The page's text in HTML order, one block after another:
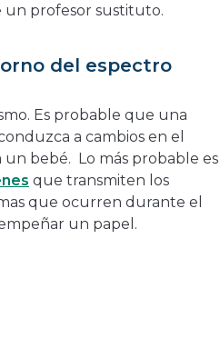
un profesor sustituto.
del espectro
Es probable que una
a cambios en el
bebé. Lo más probable es
que transmiten los
que ocurren durante el
un papel.